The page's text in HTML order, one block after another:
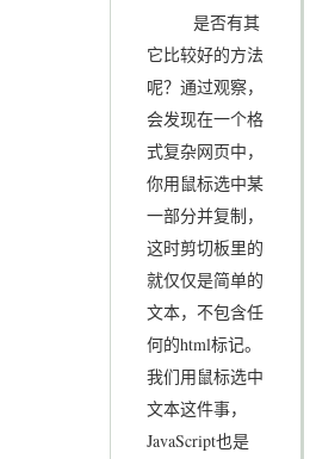
是否有其
它比较好的方法
呢？通过观察，
会发现在一个格
式复杂网页中，
你用鼠标选中某
一部分并复制，
这时剪切板里的
就仅仅是简单的
文本，不包含任
何的html标记。
我们用鼠标选中
文本这件事，
JavaScript也是